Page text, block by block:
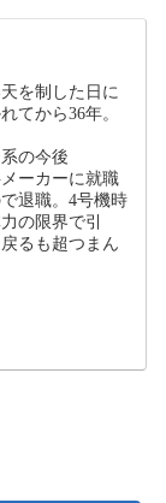
を制した日に
てから36年。
の今後
ーカーに就職
退職。4号機時
の限界で引
るも超つまん